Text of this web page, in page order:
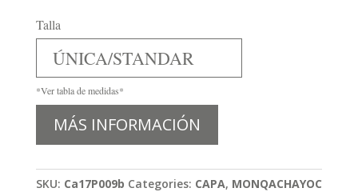
Talla
ÚNICA/STANDAR
*Ver tabla de medidas*
MÁS INFORMACIÓN
SKU: Ca17P009b Categories: CAPA, MONQACHAYOC